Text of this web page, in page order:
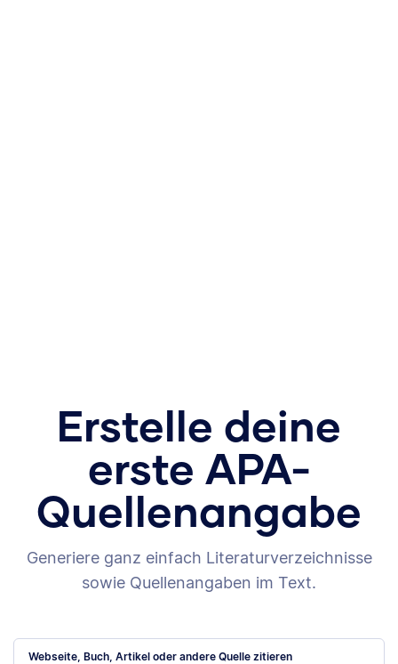
Erstelle deine
erste APA-
Quellenangabe
Generiere ganz einfach Literaturverzeichnisse
sowie Quellenangaben im Text.
Webseite, Buch, Artikel oder andere Quelle zitieren